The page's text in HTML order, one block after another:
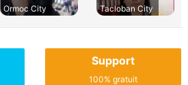
Ormoc City
Tacloban City
Support
100% gratuit